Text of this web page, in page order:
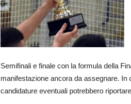
Semifinali e finale con la formula della
manifestazione ancora da assegnare.
candidature eventuali potrebbero